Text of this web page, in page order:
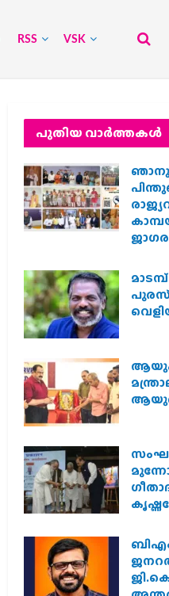
RSS VSK
പുതിയ വാര്‍ത്തകള്‍